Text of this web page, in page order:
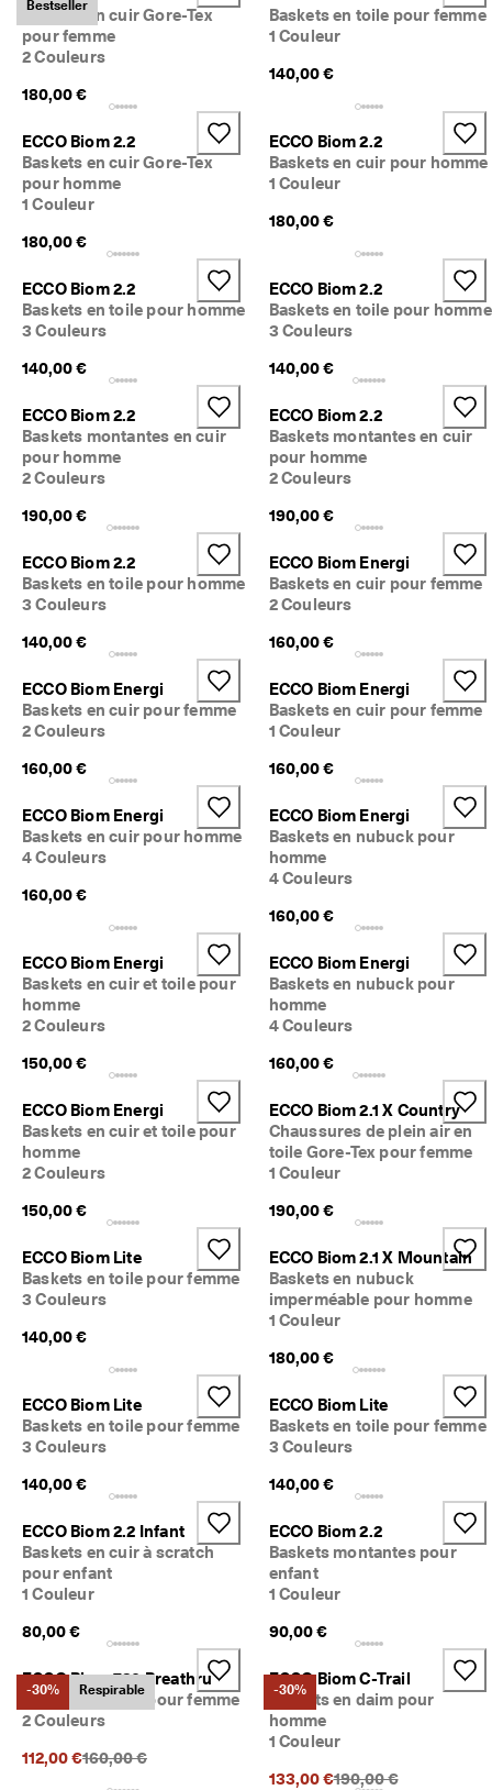
Bestseller
Baskets en cuir Gore-Tex
pour femme
2 Couleurs
180,00 €
Baskets en toile pour femme
1 Couleur
140,00 €
ECCO Biom 2.2
Baskets en cuir Gore-Tex
pour homme
1 Couleur
180,00 €
ECCO Biom 2.2
Baskets en cuir pour homme
1 Couleur
180,00 €
ECCO Biom 2.2
Baskets en toile pour homme
3 Couleurs
140,00 €
ECCO Biom 2.2
Baskets en toile pour homme
3 Couleurs
140,00 €
ECCO Biom 2.2
Baskets montantes en cuir
pour homme
2 Couleurs
190,00 €
ECCO Biom 2.2
Baskets montantes en cuir
pour homme
2 Couleurs
190,00 €
ECCO Biom 2.2
Baskets en toile pour homme
3 Couleurs
140,00 €
ECCO Biom Energi
Baskets en cuir pour femme
2 Couleurs
160,00 €
ECCO Biom Energi
Baskets en cuir pour femme
2 Couleurs
160,00 €
ECCO Biom Energi
Baskets en cuir pour femme
1 Couleur
160,00 €
ECCO Biom Energi
Baskets en cuir pour homme
4 Couleurs
160,00 €
ECCO Biom Energi
Baskets en nubuck pour
homme
4 Couleurs
160,00 €
ECCO Biom Energi
Baskets en cuir et toile pour
homme
2 Couleurs
150,00 €
ECCO Biom Energi
Baskets en nubuck pour
homme
4 Couleurs
160,00 €
ECCO Biom Energi
Baskets en cuir et toile pour
homme
2 Couleurs
150,00 €
ECCO Biom 2.1 X Country
Chaussures de plein air en
toile Gore-Tex pour femme
1 Couleur
190,00 €
ECCO Biom Lite
Baskets en toile pour femme
3 Couleurs
140,00 €
ECCO Biom 2.1 X Mountain
Baskets en nubuck
imperméable pour homme
1 Couleur
180,00 €
ECCO Biom Lite
Baskets en toile pour femme
3 Couleurs
140,00 €
ECCO Biom Lite
Baskets en toile pour femme
3 Couleurs
140,00 €
ECCO Biom 2.2 Infant
Baskets en cuir à scratch
pour enfant
1 Couleur
80,00 €
ECCO Biom 2.2
Baskets montantes pour
enfant
1 Couleur
90,00 €
-30% Respirable
ECCO Biom 720 Breathru
Baskets en toile pour femme
2 Couleurs
112,00 €Prix précédent {{price}}:
160,00 €
-30%
ECCO Biom C-Trail
Baskets en daim pour
homme
1 Couleur
133,00 €Prix précédent
190,00 €